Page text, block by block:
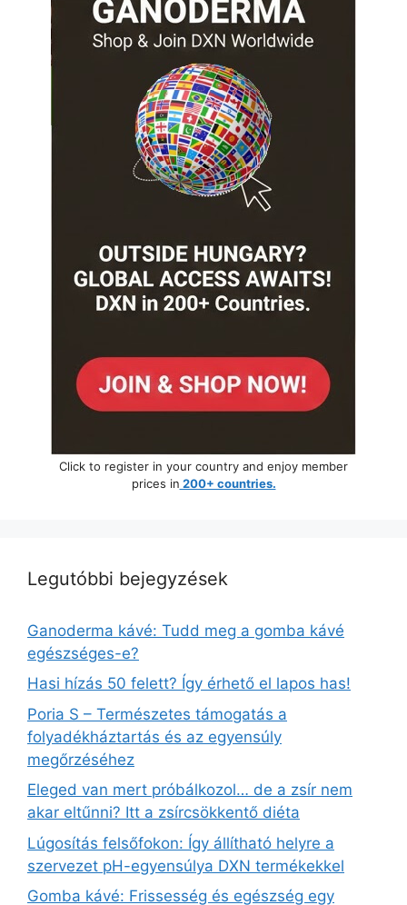
Click to register in your country and enjoy member
prices in 200+ countries.
Legutóbbi bejegyzések
Ganoderma kávé: Tudd meg a gomba kávé
egészséges-e?
Hasi hízás 50 felett? Így érhető el lapos has!
Poria S – Természetes támogatás a
folyadékháztartás és az egyensúly
megőrzéséhez
Eleged van mert próbálkozol… de a zsír nem
akar eltűnni? Itt a zsírcsökkentő diéta
Lúgosítás felsőfokon: Így állítható helyre a
szervezet pH-egyensúlya DXN termékekkel
Gomba kávé: Frissesség és egészség egy